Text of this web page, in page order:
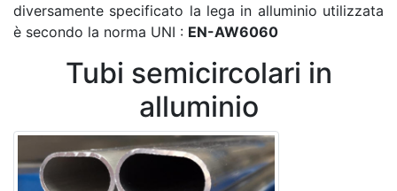
diversamente specificato la lega in alluminio utilizzata
è secondo la norma UNI : EN-AW6060
Tubi semicircolari in
alluminio